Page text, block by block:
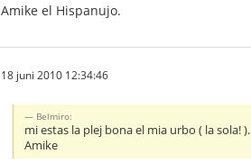
Amike el Hispanujo.
18 juni 2010 12:34:46
Belmiro:
mi estas la plej bona el mia urbo ( la sola! ).
Amike